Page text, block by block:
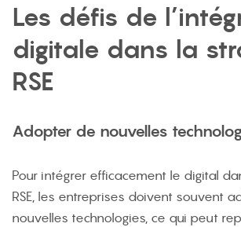
Les défis de
digitale dans la
RSE
Adopter de nouvelles
Pour intégrer efficacement le digital
RSE, les entreprises doivent souvent
nouvelles technologies, ce qui peut